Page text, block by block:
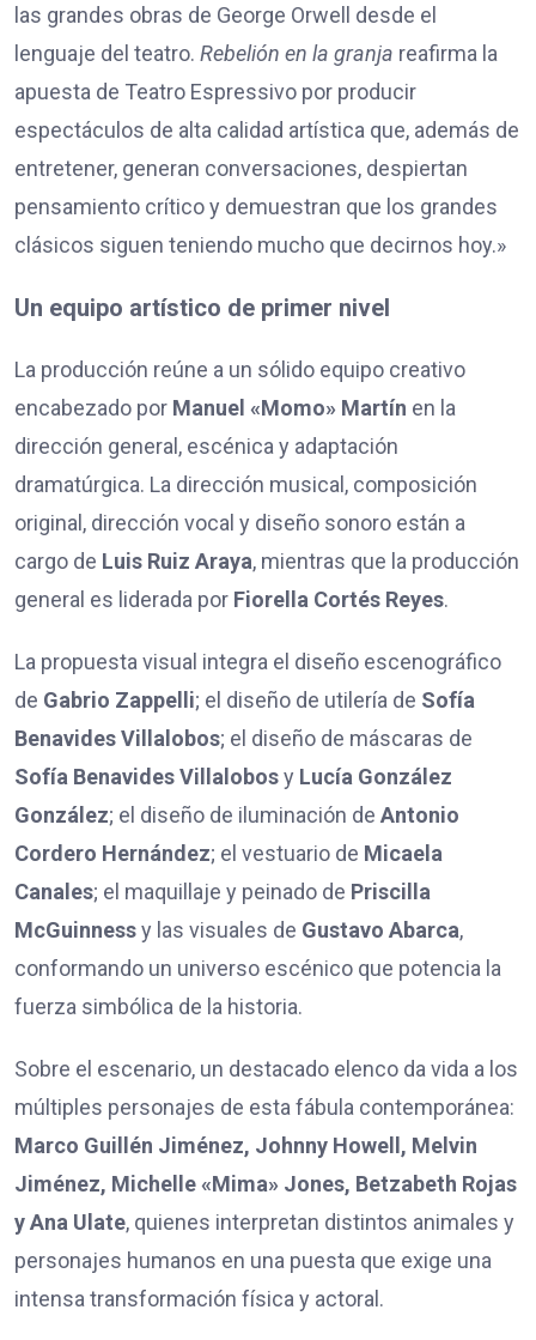
las grandes obras de George Orwell desde el
lenguaje del teatro. Rebelión en la granja reafirma la
apuesta de Teatro Espressivo por producir
espectáculos de alta calidad artística que, además de
entretener, generan conversaciones, despiertan
pensamiento crítico y demuestran que los grandes
clásicos siguen teniendo mucho que decirnos hoy.»
Un equipo artístico de primer nivel
La producción reúne a un sólido equipo creativo
encabezado por Manuel «Momo» Martín en la
dirección general, escénica y adaptación
dramatúrgica. La dirección musical, composición
original, dirección vocal y diseño sonoro están a
cargo de Luis Ruiz Araya, mientras que la producción
general es liderada por Fiorella Cortés Reyes.
La propuesta visual integra el diseño escenográfico
de Gabrio Zappelli; el diseño de utilería de Sofía
Benavides Villalobos; el diseño de máscaras de
Sofía Benavides Villalobosy Lucía González
González; el diseño de iluminación de Antonio
Cordero Hernández; el vestuario de Micaela
Canales; el maquillaje y peinado de Priscilla
McGuinnessy las visuales de Gustavo Abarca,
conformando un universo escénico que potencia la
fuerza simbólica de la historia.
Sobre el escenario, un destacado elenco da vida a los
múltiples personajes de esta fábula contemporánea:
Marco Guillén Jiménez, Johnny Howell, Melvin
Jiménez, Michelle «Mima» Jones, Betzabeth Rojas
y Ana Ulate, quienes interpretan distintos animales y
personajes humanos en una puesta que exige una
intensa transformación física y actoral.